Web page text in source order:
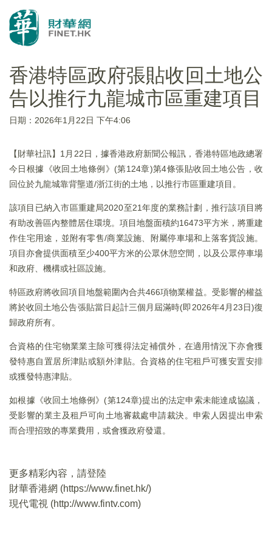
香港特區政府張貼收回土地公
告以推行九龍城市區重建項目
日期：2026年1月22日 下午4:06
【財華社訊】1月22日，據香港政府新聞公報訊，香港特區地政總署
今日根據《收回土地條例》(第124章)第4條張貼收回土地公告，收
回位於九龍城靠背壟道/浙江街的土地，以推行市區重建項目。
該項目已納入市區重建局2020至21年度的業務計劃，推行該項目將
有助改善區內整體居住環境。項目地盤面積約16473平方米，將重建
作住宅用途，並附有零售/商業設施、附屬停車場和上落客貨設施。
項目亦會提供面積至少400平方米的公眾休憩空間，以及公眾停車場
和政府、機構或社區設施。
特區政府將收回項目地盤範圍內合共466項物業權益。受影響的權益
將於收回土地公告張貼當日起計三個月屆滿時(即2026年4月23日)復
歸政府所有。
合資格的住宅物業業主除可獲得法定補償外，在適用情況下亦會獲
發特惠自置居所津貼或額外津貼。合資格的住宅租戶可獲安置安排
或獲發特惠津貼。
​如根據《收回土地條例》(第124章)提出的法定申索未能達成協議，
受影響的業主及租戶可向土地審裁處申請裁決。申索人因提出申索
而合理招致的專業費用，或會獲政府發還。
更多精彩內容，請登陸
財華香港網 (https://www.finet.hk/)
現代電視 (http://www.fintv.com)